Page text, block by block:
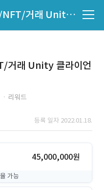
블록체인 기반 아바타/NFT/거래 Unity 클라이언트 및 백엔드 구축
거래 Unity 클라이언
리워드
등록 일자 2022.01.18.
45,000,000원
가능